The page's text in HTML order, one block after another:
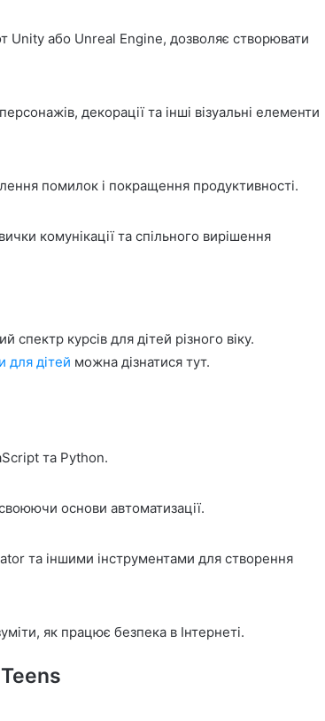
Unity або Unreal Engine, дозволяє створювати
декорації та інші візуальні елементи
помилок і покращення продуктивності.
комунікації та спільного вирішення
курсів для дітей різного віку.
для дітей можна дізнатися тут.
та Python.
основи автоматизації.
та іншими інструментами для створення
як працює безпека в Інтернеті.